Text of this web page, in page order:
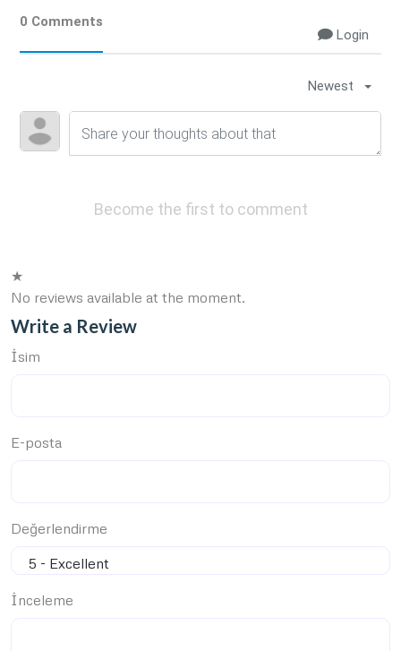
0 Comments
Login
Newest
Become the first to comment
★
No reviews available at the moment.
Write a Review
İsim
E-posta
Değerlendirme
İnceleme